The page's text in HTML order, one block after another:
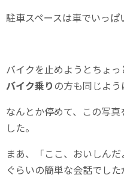
駐車スペースは車でいっぱ
バイクを止めようとちょっ
バイク乗り の方も同じよう
なんとか停めて、この写
した。
まあ、「ここ、おいしんだ
ぐらいの簡単な会話でした